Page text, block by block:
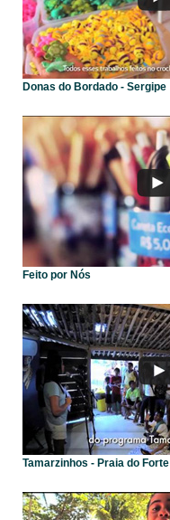
Donas do Bordado - Sergipe
Feito por Nós
Tamarzinhos - Praia do Forte